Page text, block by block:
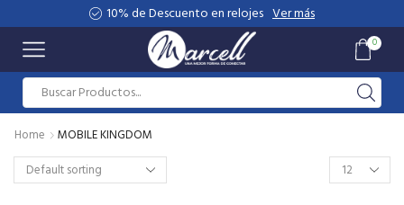
10% de Descuento en relojes Ver más
0
Home MOBILE KINGDOM